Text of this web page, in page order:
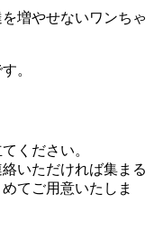
増やせないワンちゃ
。
ください。
いただければ集まる
てご用意いたしま